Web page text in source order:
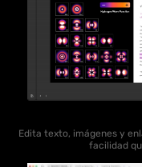
Edita texto, imágenes y
facilidad